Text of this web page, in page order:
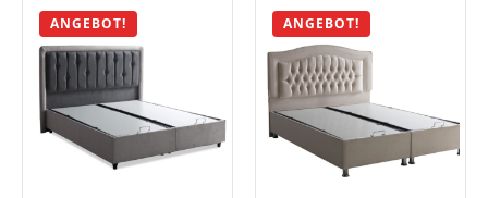
ANGEBOT! ANGEBOT!